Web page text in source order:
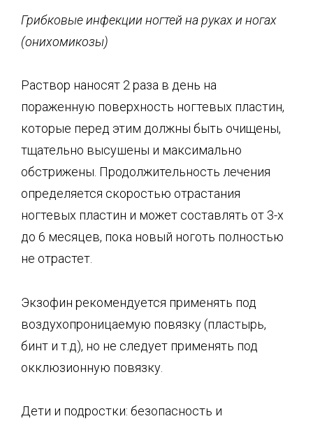
Грибковые инфекции ногтей на руках и ногах
(онихомикозы)
Раствор наносят 2 раза в день на
пораженную поверхность ногтевых пластин,
которые перед этим должны быть очищены,
тщательно высушены и максимально
обстрижены. Продолжительность лечения
определяется скоростью отрастания
ногтевых пластин и может составлять от 3-х
до 6 месяцев, пока новый ноготь полностью
не отрастет.
Экзофин рекомендуется применять под
воздухопроницаемую повязку (пластырь,
бинт и т.д), но не следует применять под
окклюзионную повязку.
Дети и подростки: безопасность и